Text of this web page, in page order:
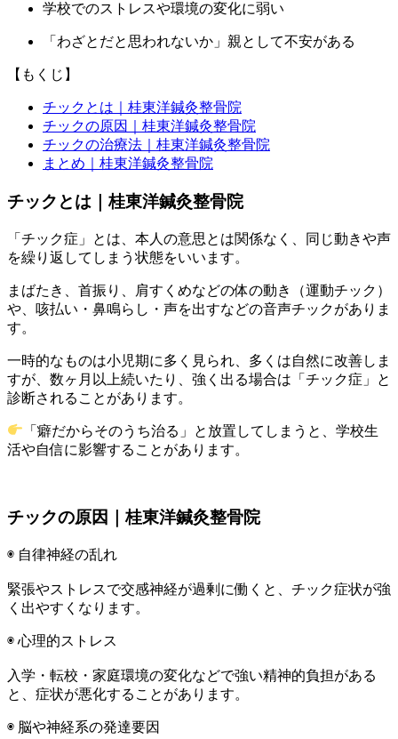
学校でのストレスや環境の変化に弱い
「わざとだと思われないか」親として不安がある
【もくじ】
チックとは｜桂東洋鍼灸整骨院
チックの原因｜桂東洋鍼灸整骨院
チックの治療法｜桂東洋鍼灸整骨院
まとめ｜桂東洋鍼灸整骨院
チックとは｜桂東洋鍼灸整骨院
「チック症」とは、本人の意思とは関係なく、同じ動きや声
を繰り返してしまう状態をいいます。
まばたき、首振り、肩すくめなどの体の動き（運動チック）
や、咳払い・鼻鳴らし・声を出すなどの音声チックがありま
す。
一時的なものは小児期に多く見られ、多くは自然に改善しま
すが、数ヶ月以上続いたり、強く出る場合は「チック症」と
診断されることがあります。
「癖だからそのうち治る」と放置してしまうと、学校生
活や自信に影響することがあります。
チックの原因｜桂東洋鍼灸整骨院
◉ 自律神経の乱れ
緊張やストレスで交感神経が過剰に働くと、チック症状が強
く出やすくなります。
◉ 心理的ストレス
入学・転校・家庭環境の変化などで強い精神的負担がある
と、症状が悪化することがあります。
◉ 脳や神経系の発達要因